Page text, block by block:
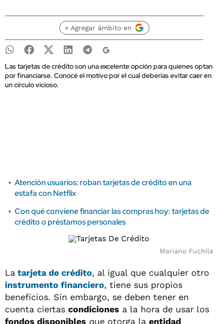
+ Agregar ámbito en
Las tarjetas de crédito son una excelente opción para quienes optan
por financiarse. Conocé el motivo por el cual deberías evitar caer en
un círculo vicioso.
Atención usuarios: roban tarjetas de crédito en una
estafa con Netflix
Con qué conviene financiar las compras hoy: tarjetas de
crédito o préstamos personales
Mariano Fuchila
La tarjeta de crédito, al igual que cualquier otro
instrumento financiero, tiene sus propios
beneficios. Sin embargo, se deben tener en
cuenta ciertas condiciones a la hora de usar los
fondos disponibles que otorga la entidad